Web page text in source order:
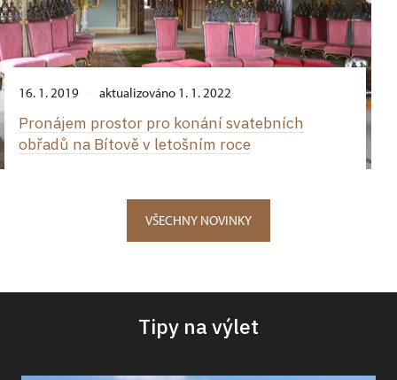
16. 1. 2019 aktualizováno 1. 1. 2022
Pronájem prostor pro konání svatebních
obřadů na Bítově v letošním roce
VŠECHNY NOVINKY
Tipy na výlet